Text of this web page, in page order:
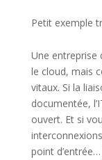
Petit exemple
Une entreprise
le cloud, mais
vitaux. Si la
documentée,
ouvert. Et si
point